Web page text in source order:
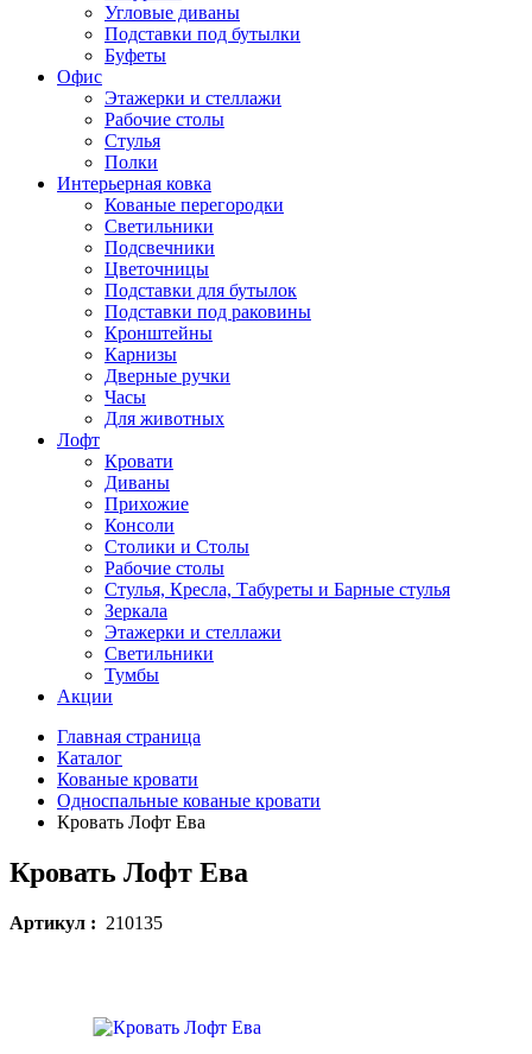
Угловые диваны
Подставки под бутылки
Буфеты
Офис
Этажерки и стеллажи
Рабочие столы
Стулья
Полки
Интерьерная ковка
Кованые перегородки
Светильники
Подсвечники
Цветочницы
Подставки для бутылок
Подставки под раковины
Кронштейны
Карнизы
Дверные ручки
Часы
Для животных
Лофт
Кровати
Диваны
Прихожие
Консоли
Столики и Столы
Рабочие столы
Стулья, Кресла, Табуреты и Барные стулья
Зеркала
Этажерки и стеллажи
Светильники
Тумбы
Акции
Главная страница
Каталог
Кованые кровати
Односпальные кованые кровати
Кровать Лофт Ева
Кровать Лофт Ева
Артикул : 210135